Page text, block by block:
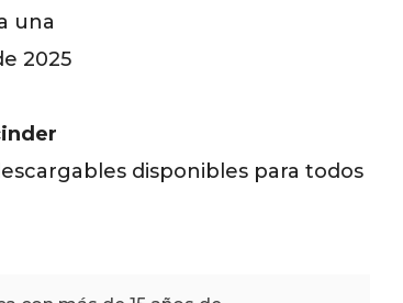
una
2025
disponibles para todos